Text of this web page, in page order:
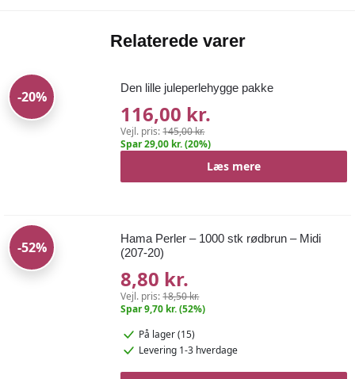
Relaterede varer
-20%
Den lille juleperlehygge pakke
116,00 kr.
Vejl. pris:145,00 kr.
Spar 29,00 kr. (20%)
Læs mere
-52%
Hama Perler – 1000 stk rødbrun – Midi
(207-20)
8,80 kr.
Vejl. pris:18,50 kr.
Spar 9,70 kr. (52%)
På lager (15)
Levering 1-3 hverdage